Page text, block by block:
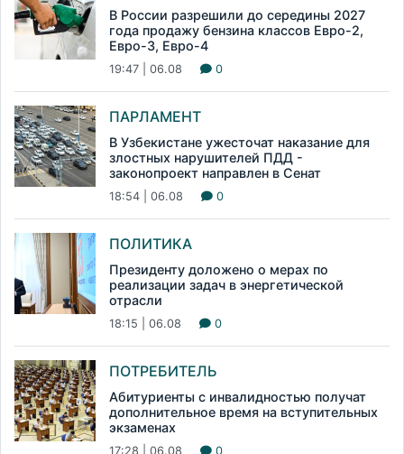
В России разрешили до середины 2027
года продажу бензина классов Евро-2,
Евро-3, Евро-4
19:47 | 06.08 0
ПАРЛАМЕНТ
В Узбекистане ужесточат наказание для
злостных нарушителей ПДД -
законопроект направлен в Сенат
18:54 | 06.08 0
ПОЛИТИКА
Президенту доложено о мерах по
реализации задач в энергетической
отрасли
18:15 | 06.08 0
ПОТРЕБИТЕЛЬ
Абитуриенты с инвалидностью получат
дополнительное время на вступительных
экзаменах
17:28 | 06.08 0